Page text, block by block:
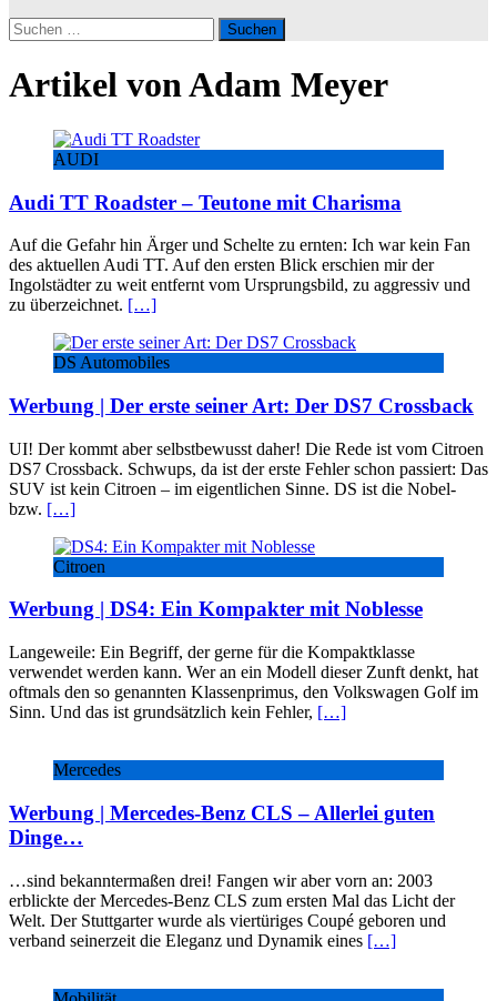
Suchen
nach:
Artikel vonAdam Meyer
AUDI
Audi TT Roadster – Teutone mit Charisma
Auf die Gefahr hin Ärger und Schelte zu ernten: Ich war kein Fan
des aktuellen Audi TT. Auf den ersten Blick erschien mir der
Ingolstädter zu weit entfernt vom Ursprungsbild, zu aggressiv und
zu überzeichnet. […]
DS Automobiles
Werbung | Der erste seiner Art: Der DS7 Crossback
UI! Der kommt aber selbstbewusst daher! Die Rede ist vom Citroen
DS7 Crossback. Schwups, da ist der erste Fehler schon passiert: Das
SUV ist kein Citroen – im eigentlichen Sinne. DS ist die Nobel-
bzw. […]
Citroen
Werbung | DS4: Ein Kompakter mit Noblesse
Langeweile: Ein Begriff, der gerne für die Kompaktklasse
verwendet werden kann. Wer an ein Modell dieser Zunft denkt, hat
oftmals den so genannten Klassenprimus, den Volkswagen Golf im
Sinn. Und das ist grundsätzlich kein Fehler, […]
Mercedes
Werbung | Mercedes-Benz CLS – Allerlei guten
Dinge…
…sind bekanntermaßen drei! Fangen wir aber vorn an: 2003
erblickte der Mercedes-Benz CLS zum ersten Mal das Licht der
Welt. Der Stuttgarter wurde als viertüriges Coupé geboren und
verband seinerzeit die Eleganz und Dynamik eines […]